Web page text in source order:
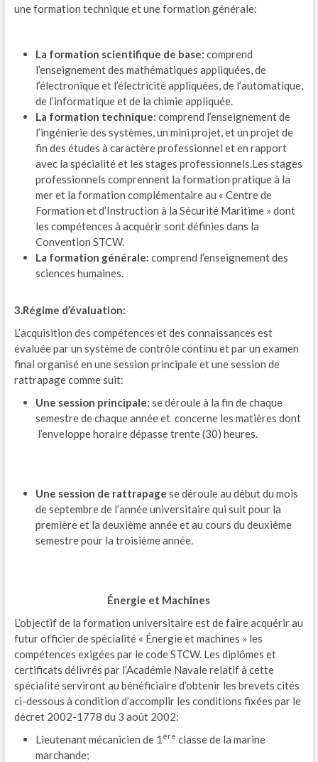
une formation technique et une formation générale:
La formation scientifique de base: comprend
l’enseignement des mathématiques appliquées, de
l’électronique et l’électricité appliquées, de l’automatique,
de l’informatique et de la chimie appliquée.
La formation technique: comprend l’enseignement de
l’ingénierie des systèmes, un mini projet, et un projet de
fin des études à caractère professionnel et en rapport
avec la spécialité et les stages professionnels.Les stages
professionnels comprennent la formation pratique à la
mer et la formation complémentaire au « Centre de
Formation et d’Instruction à la Sécurité Maritime » dont
les compétences à acquérir sont définies dans la
Convention STCW.
La formation générale: comprend l’enseignement des
sciences humaines.
3.Régime d’évaluation:
L’acquisition des compétences et des connaissances est
évaluée par un système de contrôle continu et par un examen
final organisé en une session principale et une session de
rattrapage comme suit:
Une session principale: se déroule à la fin de chaque
semestre de chaque année et concerne les matières dont
l’enveloppe horaire dépasse trente (30) heures.
Une session de rattrapage se déroule au début du mois
de septembre de l’année universitaire qui suit pour la
première et la deuxième année et au cours du deuxième
semestre pour la troisième année.
Énergie et Machines
L’objectif de la formation universitaire est de faire acquérir au
futur officier de spécialité « Énergie et machines » les
compétences exigées par le code STCW. Les diplômes et
certificats délivrés par l’Académie Navale relatif à cette
spécialité serviront au bénéficiaire d’obtenir les brevets cités
ci-dessous à condition d’accomplir les conditions fixées par le
décret 2002-1778 du 3 août 2002:
Lieutenant mécanicien de 1 ère classe de la marine
marchande;